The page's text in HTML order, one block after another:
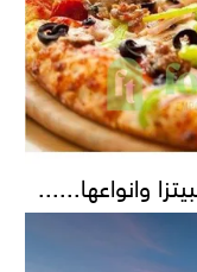
وانواعها......